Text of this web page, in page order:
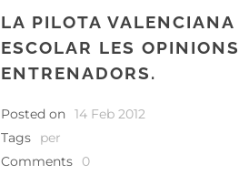
LA PILOTA VALENCIANA
ESCOLAR LES
ENTRENADORS.
Posted on 14 Feb 2012
Tags
per
Comments
0